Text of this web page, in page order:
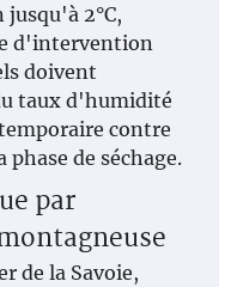
2°C,
d'intervention
doivent
taux d'humidité
contre
de séchage.
par
de la Savoie,